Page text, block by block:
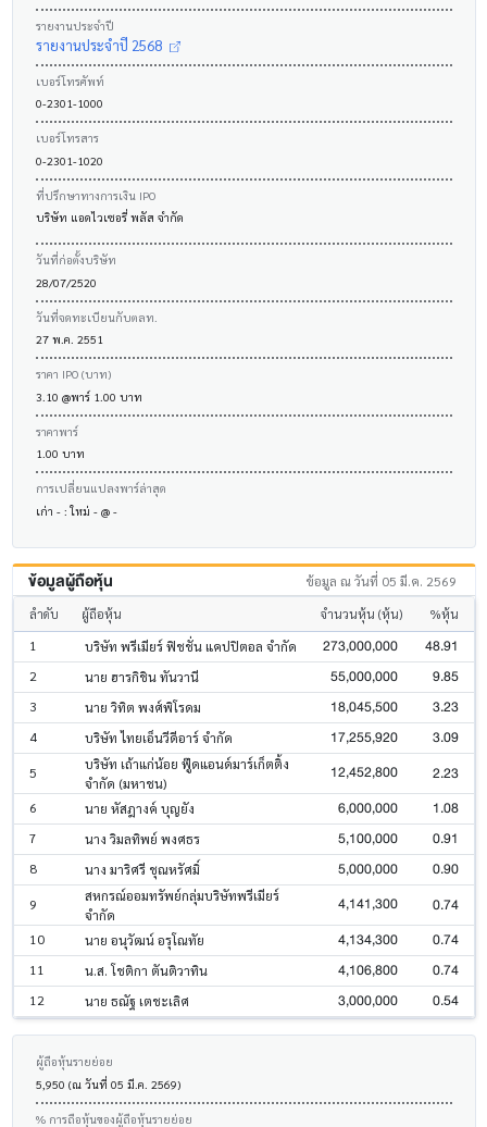
รายงานประจำปี
รายงานประจำปี 2568
เบอร์โทรศัพท์
0-2301-1000
เบอร์โทรสาร
0-2301-1020
ที่ปรึกษาทางการเงิน IPO
บริษัท แอดไวเซอรี่ พลัส จำกัด
วันที่ก่อตั้งบริษัท
28/07/2520
วันที่จดทะเบียนกับตลท.
27 พ.ค. 2551
ราคา IPO (บาท)
3.10 @พาร์ 1.00 บาท
ราคาพาร์
1.00 บาท
การเปลี่ยนแปลงพาร์ล่าสุด
เก่า - : ใหม่ - @ -
ข้อมูลผู้ถือหุ้น ข้อมูล ณ วันที่ 05 มี.ค. 2569
ลำดับ ผู้ถือหุ้น จำนวนหุ้น (หุ้น) %หุ้น
1 บริษัท พรีเมียร์ ฟิชชั่น แคปปิตอล จำกัด 273,000,000 48.91
2 นาย ฮารกิชิน ทันวานี 55,000,000 9.85
3 นาย วิทิต พงศ์พิโรดม 18,045,500 3.23
4 บริษัท ไทยเอ็นวีดีอาร์ จำกัด 17,255,920 3.09
5
บริษัท เถ้าแก่น้อย ฟู๊ดแอนด์มาร์เก็ตติ้ง
จำกัด (มหาชน)
12,452,800 2.23
6 นาย หัสฎางค์ บุญยัง 6,000,000 1.08
7 นาง วิมลทิพย์ พงศธร 5,100,000 0.91
8 นาง มาริศรี ชุณหรัศมิ์ 5,000,000 0.90
9
สหกรณ์ออมทรัพย์กลุ่มบริษัทพรีเมียร์
จำกัด
4,141,300 0.74
10 นาย อนุวัฒน์ อรุโณทัย 4,134,300 0.74
11 น.ส. โชติกา ตันติวาทิน 4,106,800 0.74
12 นาย ธณัฐ เตชะเลิศ 3,000,000 0.54
ผู้ถือหุ้นรายย่อย
5,950 (ณ วันที่ 05 มี.ค. 2569)
% การถือหุ้นของผู้ถือหุ้นรายย่อย